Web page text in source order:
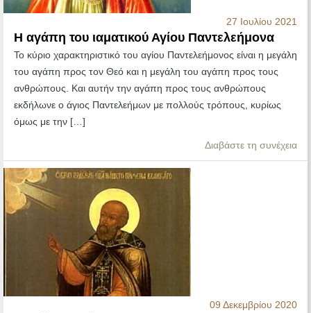
27 Ιουλίου 2021
Η αγάπη του ιαματικού Αγίου Παντελεήμονα
Το κύριο χαρακτηριστικό του αγίου Παντελεήμονος είναι η μεγάλη
του αγάπη προς τον Θεό και η μεγάλη του αγάπη προς τους
ανθρώπους. Και αυτήν την αγάπη προς τους ανθρώπους
εκδήλωνε ο άγιος Παντελεήμων με πολλούς τρόπους, κυρίως
όμως με την […]
Διαβάστε τη συνέχεια
09 Δεκεμβρίου 2020